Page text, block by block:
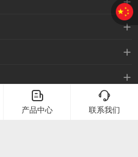
󦤹
产品中心
󦘉
联系我们